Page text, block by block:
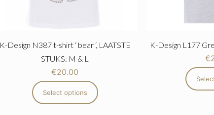
K-Design N387 t-shirt ‘ bear ‘, LAATSTE
STUKS: M & L
€20.00
Select options
K-Design L177
€